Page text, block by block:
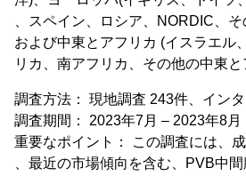
、スペイン、ロシア、NORDIC、そ
および中東とアフリカ (イスラエル
リカ、南アフリカ、その他の中東
調査方法： 現地調査 243件、イン
調査期間： 2023年7月 – 2023年8月
重要なポイント： この調査には、
、最近の市場傾向を含む、PVB中